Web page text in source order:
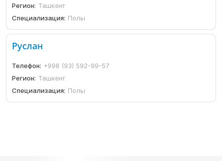
Регион: Ташкент
Специализация: Полы
Руслан
Телефон: +998 (93) 592-99-57
Регион: Ташкент
Специализация: Полы